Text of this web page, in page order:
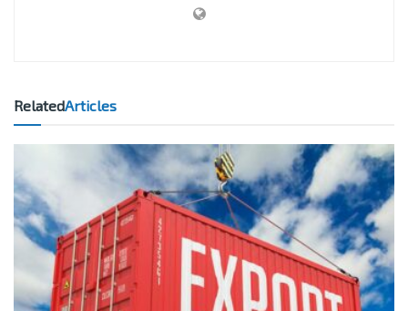
RelatedArticles